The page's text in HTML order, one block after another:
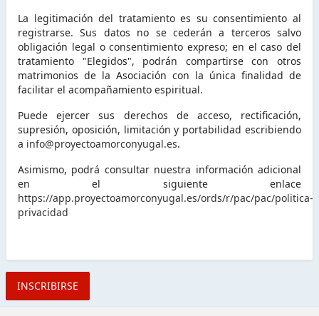
La legitimación del tratamiento es su consentimiento al
registrarse. Sus datos no se cederán a terceros salvo
obligación legal o consentimiento expreso; en el caso del
tratamiento "Elegidos", podrán compartirse con otros
matrimonios de la Asociación con la única finalidad de
facilitar el acompañamiento espiritual.
Puede ejercer sus derechos de acceso, rectificación,
supresión, oposición, limitación y portabilidad escribiendo
a info@proyectoamorconyugal.es.
Asimismo, podrá consultar nuestra información adicional
en el siguiente enlace
https://app.proyectoamorconyugal.es/ords/r/pac/pac/politica-
privacidad
política
de
INSCRIBIRSE